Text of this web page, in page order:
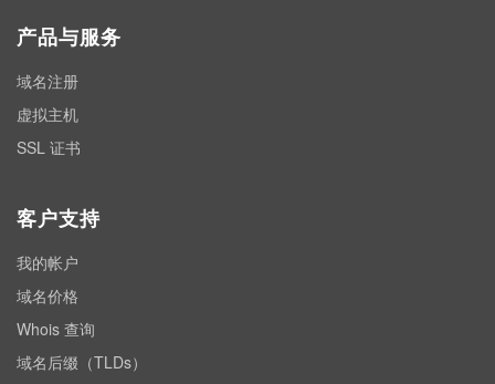
产品与服务
域名注册
虚拟主机
SSL 证书
客户支持
我的帐户
域名价格
Whois 查询
域名后缀（TLDs）